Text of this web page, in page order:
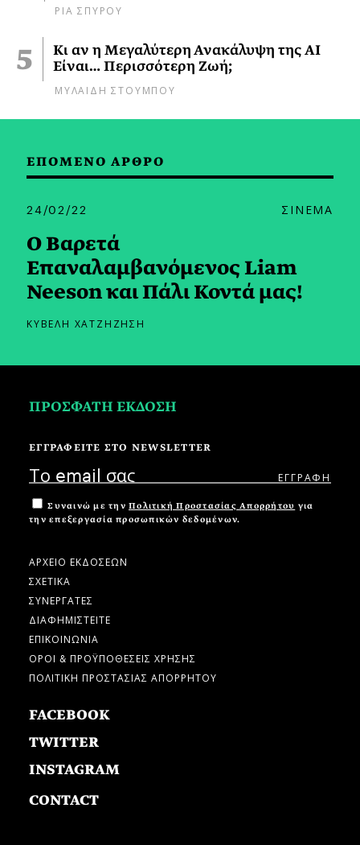
ΡΙΑ ΣΠΥΡΟΥ
Κι αν η Μεγαλύτερη Ανακάλυψη της AI
Είναι… Περισσότερη Ζωή;
ΜΥΛΑΙΔΗ ΣΤΟΥΜΠΟΥ
ΕΠΟΜΕΝΟ ΑΡΘΡΟ
24/02/22 ΣΙΝΕΜΑ
Ο Βαρετά
Επαναλαμβανόμενος Liam
Neeson και Πάλι Κοντά μας!
ΚΥΒΕΛΗ ΧΑΤΖΗΖΗΣΗ
ΠΡΟΣΦΑΤΗ ΕΚΔΟΣΗ
ΕΓΓΡΑΦΕΙΤΕ ΣΤΟ NEWSLETTER
Συναινώ με την Πολιτική Προστασίας Απορρήτου για
την επεξεργασία προσωπικών δεδομένων.
ΑΡΧΕΙΟ ΕΚΔΟΣΕΩΝ
ΣΧΕΤΙΚΑ
ΣΥΝΕΡΓΑΤΕΣ
ΔΙΑΦΗΜΙΣΤΕΙΤΕ
ΕΠΙΚΟΙΝΩΝΙΑ
ΟΡΟΙ & ΠΡΟΫΠΟΘΕΣΕΙΣ ΧΡΗΣΗΣ
ΠΟΛΙΤΙΚΗ ΠΡΟΣΤΑΣΙΑΣ ΑΠΟΡΡΗΤΟΥ
FACEBOOK
TWITTER
INSTAGRAM
CONTACT